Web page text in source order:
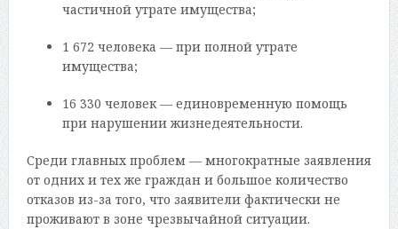
частичной утрате имущества;
1 672 человека — при полной утрате
имущества;
16 330 человек — единовременную помощь
при нарушении жизнедеятельности.
Среди главных проблем — многократные заявления
от одних и тех же граждан и большое количество
отказов из-за того, что заявители фактически не
проживают в зоне чрезвычайной ситуации.